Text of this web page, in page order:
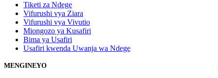
Tiketi za Ndege
Vifurushi vya Ziara
Vifurushi vya Vivutio
Miongozo ya Kusafiri
Bima ya Usafiri
Usafiri kwenda Uwanja wa Ndege
MENGINEYO